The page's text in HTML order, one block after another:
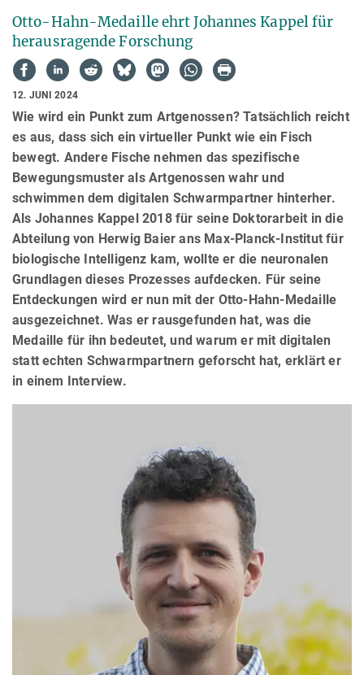
Otto-Hahn-Medaille ehrt Johannes Kappel für
herausragende Forschung
12. JUNI 2024
Wie wird ein Punkt zum Artgenossen? Tatsächlich reicht
es aus, dass sich ein virtueller Punkt wie ein Fisch
bewegt. Andere Fische nehmen das spezifische
Bewegungsmuster als Artgenossen wahr und
schwimmen dem digitalen Schwarmpartner hinterher.
Als Johannes Kappel 2018 für seine Doktorarbeit in die
Abteilung von Herwig Baier ans Max-Planck-Institut für
biologische Intelligenz kam, wollte er die neuronalen
Grundlagen dieses Prozesses aufdecken. Für seine
Entdeckungen wird er nun mit der Otto-Hahn-Medaille
ausgezeichnet. Was er rausgefunden hat, was die
Medaille für ihn bedeutet, und warum er mit digitalen
statt echten Schwarmpartnern geforscht hat, erklärt er
in einem Interview.